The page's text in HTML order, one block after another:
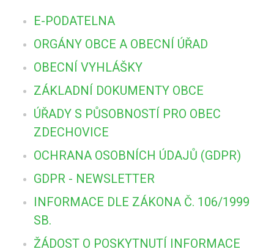
E-PODATELNA
ORGÁNY OBCE A OBECNÍ ÚŘAD
OBECNÍ VYHLÁŠKY
ZÁKLADNÍ DOKUMENTY OBCE
ÚŘADY S PŮSOBNOSTÍ PRO OBEC
ZDECHOVICE
OCHRANA OSOBNÍCH ÚDAJŮ (GDPR)
GDPR - NEWSLETTER
INFORMACE DLE ZÁKONA Č. 106/1999
SB.
ŽÁDOST O POSKYTNUTÍ INFORMACE